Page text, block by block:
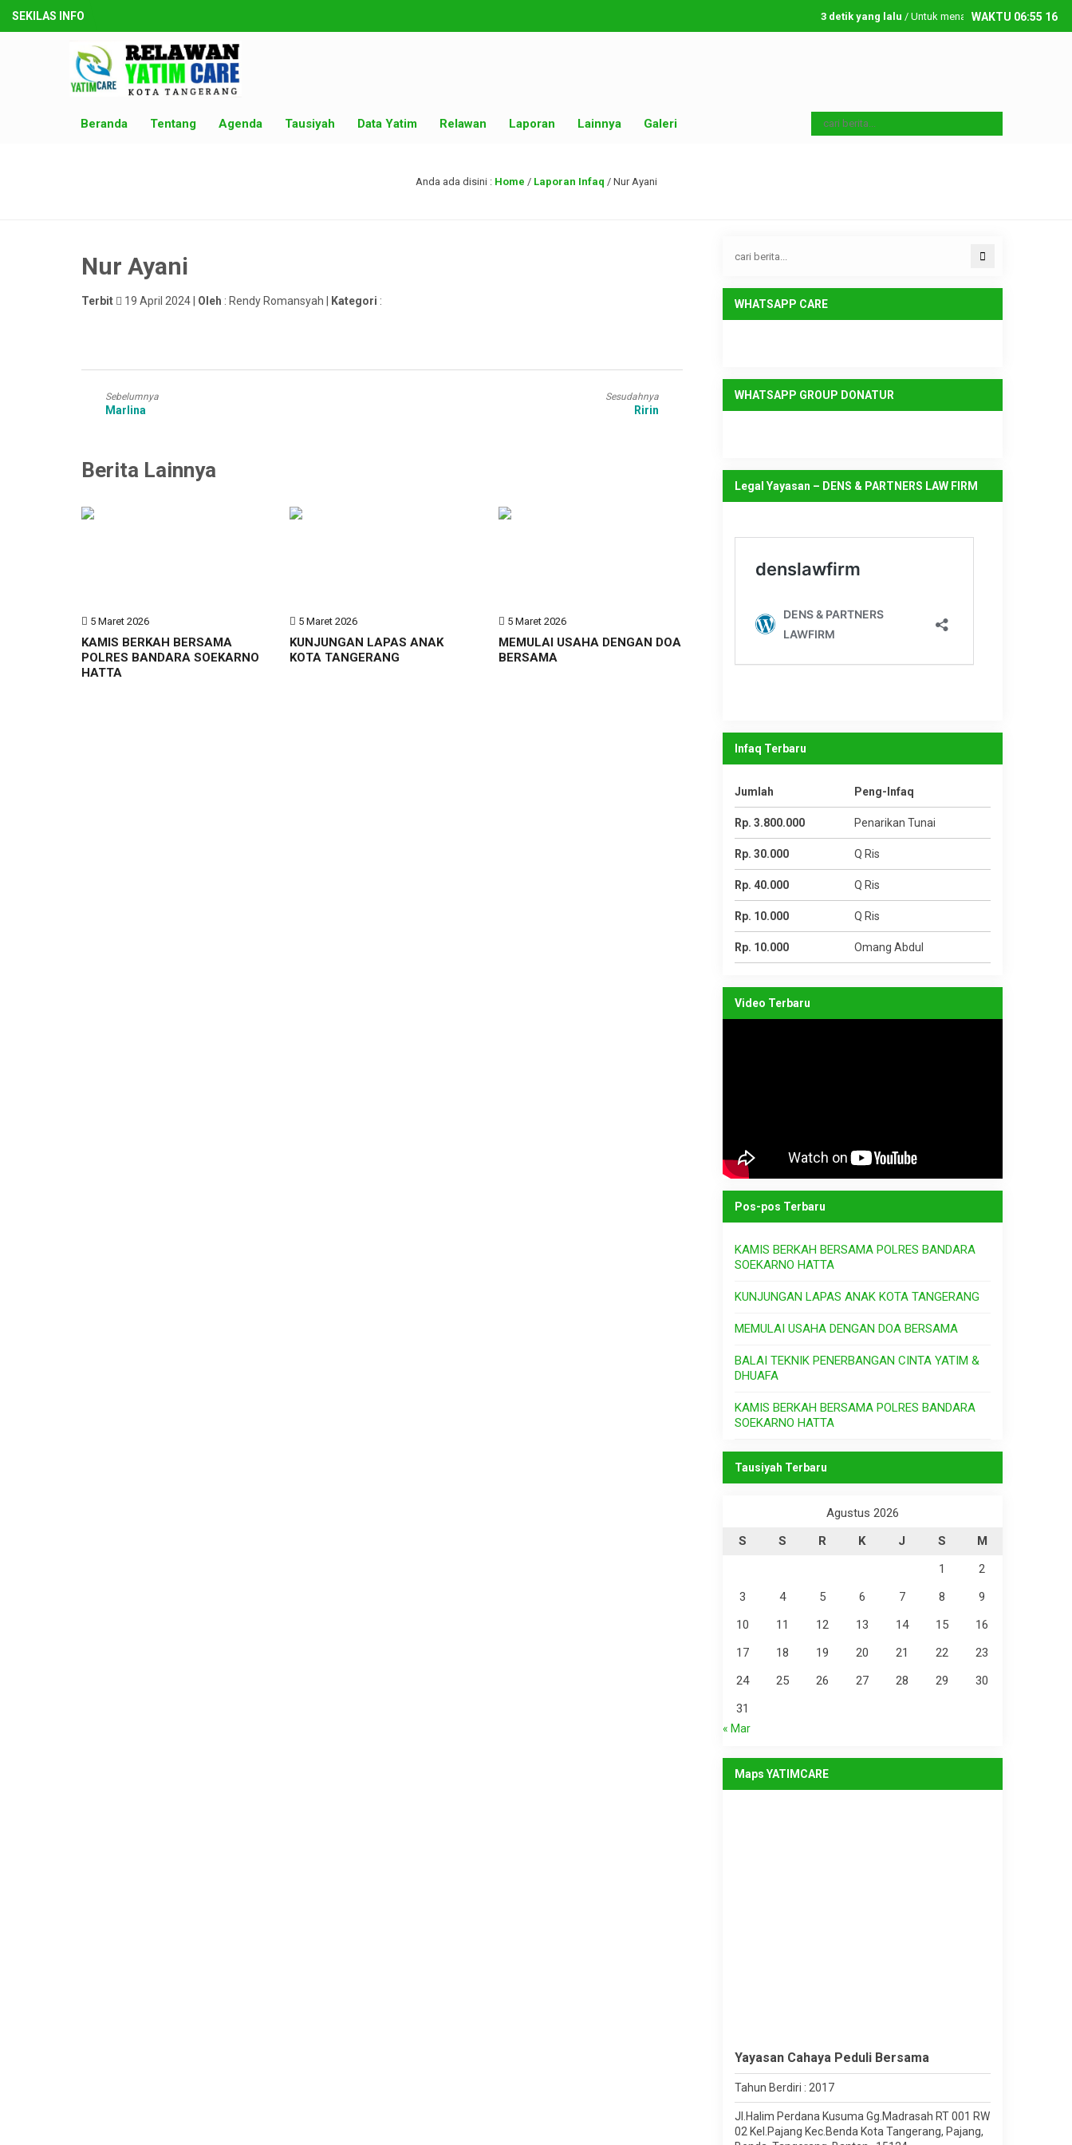
SEKILAS INFO 3 detik yang lalu/ Untuk menambahkan running text
WAKTU 06:55 17
Beranda Tentang Agenda Tausiyah Data Yatim Relawan Laporan Lainnya Galeri
Anda ada disini : Home / Laporan Infaq / Nur Ayani
Nur Ayani
Terbit 19 April 2024 | Oleh : Rendy Romansyah | Kategori :
Sebelumnya
Marlina
Sesudahnya
Ririn
Berita Lainnya
5 Maret 2026
KAMIS BERKAH BERSAMA
POLRES BANDARA SOEKARNO
HATTA
5 Maret 2026
KUNJUNGAN LAPAS ANAK
KOTA TANGERANG
5 Maret 2026
MEMULAI USAHA DENGAN DOA
BERSAMA
WHATSAPP CARE
WHATSAPP GROUP DONATUR
Legal Yayasan – DENS & PARTNERS LAW FIRM
Infaq Terbaru
Jumlah Peng-Infaq
Rp. 3.800.000 Penarikan Tunai
Rp. 30.000 Q Ris
Rp. 40.000 Q Ris
Rp. 10.000 Q Ris
Rp. 10.000 Omang Abdul
Video Terbaru
Pos-pos Terbaru
KAMIS BERKAH BERSAMA POLRES BANDARA
SOEKARNO HATTA
KUNJUNGAN LAPAS ANAK KOTA TANGERANG
MEMULAI USAHA DENGAN DOA BERSAMA
BALAI TEKNIK PENERBANGAN CINTA YATIM &
DHUAFA
KAMIS BERKAH BERSAMA POLRES BANDARA
SOEKARNO HATTA
Tausiyah Terbaru
Agustus 2026
S
S R K J S
M
1
2
3
4 5 6 7 8
9
10
11 12 13 14 15
16
17
18 19 20 21 22
23
24
25 26 27 28 29
30
31
« Mar
Maps YATIMCARE
Yayasan Cahaya Peduli Bersama
Tahun Berdiri : 2017
Jl.Halim Perdana Kusuma Gg.Madrasah RT 001 RW
02 Kel.Pajang Kec.Benda Kota Tangerang, Pajang,